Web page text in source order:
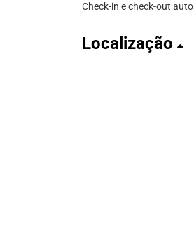
Check-in e check-out
Localização